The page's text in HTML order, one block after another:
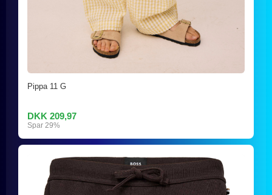
Pippa 11 G
DKK 209,97
Spar 29%